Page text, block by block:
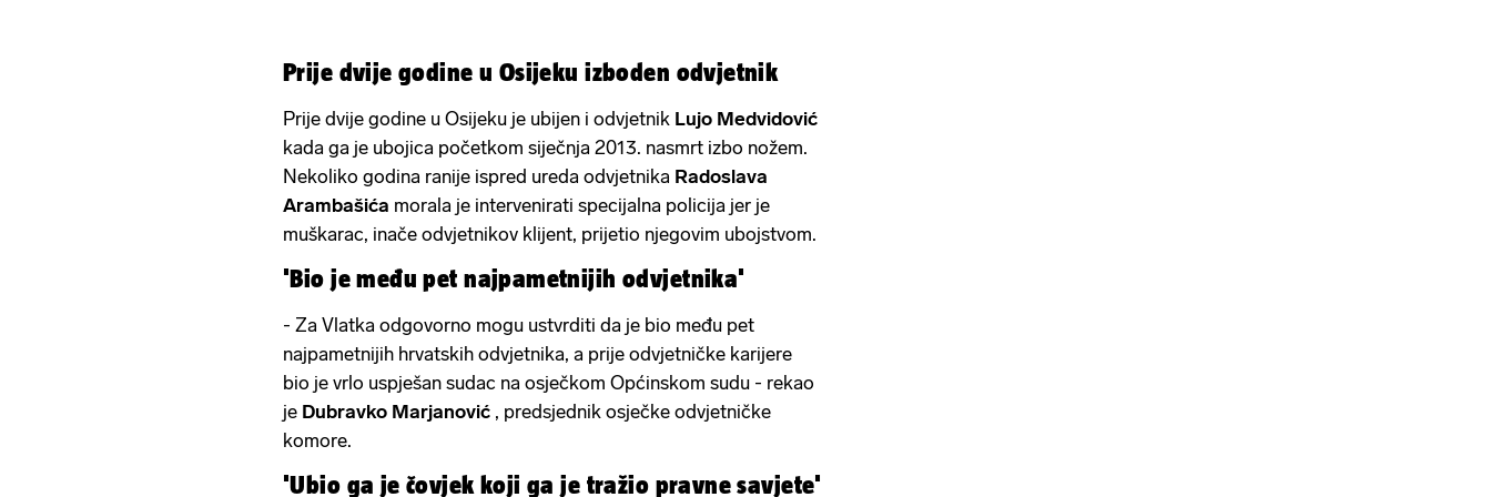
Prije dvije godine u Osijeku izboden odvjetnik
Prije dvije godine u Osijeku je ubijen i odvjetnik Lujo Medvidović
kada ga je ubojica početkom siječnja 2013. nasmrt izbo nožem.
Nekoliko godina ranije ispred ureda odvjetnika Radoslava
Arambašića morala je intervenirati specijalna policija jer je
muškarac, inače odvjetnikov klijent, prijetio njegovim ubojstvom.
'Bio je među pet najpametnijih odvjetnika'
- Za Vlatka odgovorno mogu ustvrditi da je bio među pet
najpametnijih hrvatskih odvjetnika, a prije odvjetničke karijere
bio je vrlo uspješan sudac na osječkom Općinskom sudu - rekao
je Dubravko Marjanović , predsjednik osječke odvjetničke
komore.
'Ubio ga je čovjek koji ga je tražio pravne savjete'